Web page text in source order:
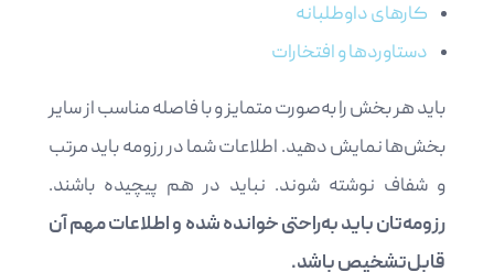
کارهای داوطلبانه
دستاوردها و افتخارات
باید هر بخش را به‌صورت متمایز و با فاصله مناسب از سایر
بخش‌ها نمایش دهید. اطلاعات شما در رزومه باید مرتب
و شفاف نوشته شوند. نباید در هم پیچیده باشند.
رزومه‌تان باید به‌راحتی خوانده شده و اطلاعات مهم آن
قابل‌تشخیص باشد.